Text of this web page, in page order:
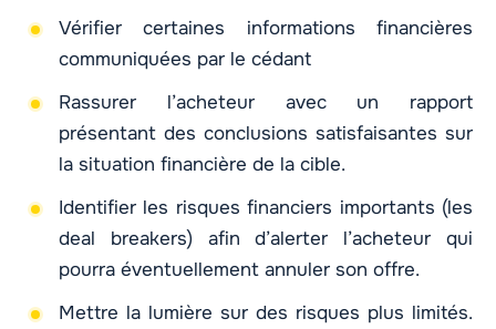
Vérifier certaines informations financières
communiquées par le cédant
Rassurer l’acheteur avec un rapport
présentant des conclusions satisfaisantes sur
la situation financière de la cible.
Identifier les risques financiers importants (les
deal breakers) afin d’alerter l’acheteur qui
pourra éventuellement annuler son offre.
Mettre la lumière sur des risques plus limités.